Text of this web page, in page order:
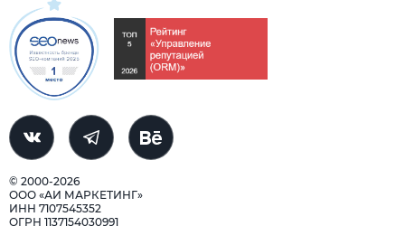
© 2000-2026
ООО «АИ МАРКЕТИНГ»
ИНН 7107545352
ОГРН 1137154030991